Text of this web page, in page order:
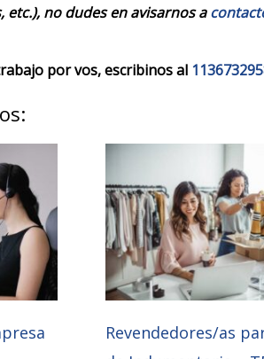
no dudes en avisarnos a
por vos, escribinos al
Revendedores/as